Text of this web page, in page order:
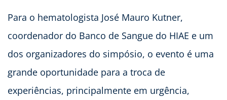
Para o hematologista José Mauro Kutner,
coordenador do Banco de Sangue do HIAE e um
dos organizadores do simpósio, o evento é uma
grande oportunidade para a troca de
experiências, principalmente em urgência,